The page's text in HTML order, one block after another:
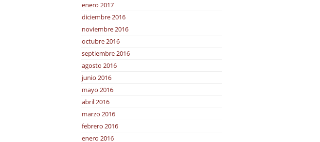
enero 2017
diciembre 2016
noviembre 2016
octubre 2016
septiembre 2016
agosto 2016
junio 2016
mayo 2016
abril 2016
marzo 2016
febrero 2016
enero 2016